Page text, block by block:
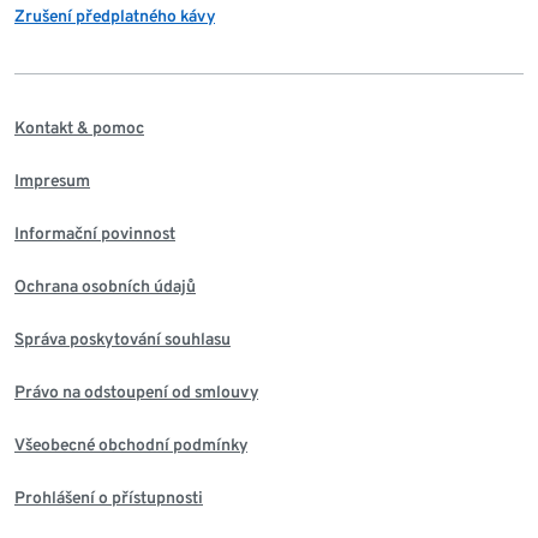
Zrušení předplatného kávy
Kontakt & pomoc
Impresum
Informační povinnost
Ochrana osobních údajů
Správa poskytování souhlasu
Právo na odstoupení od smlouvy
Všeobecné obchodní podmínky
Prohlášení o přístupnosti